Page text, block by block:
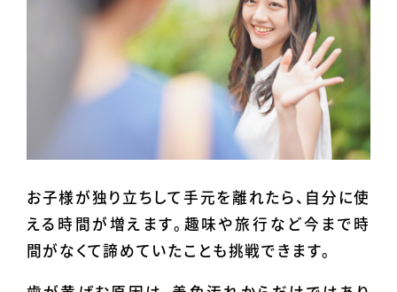
お子様が独り立ちして手元を離れたら、自分に使
える時間が増えます。趣味や旅行など今まで時
間がなくて諦めていたことも挑戦できます。